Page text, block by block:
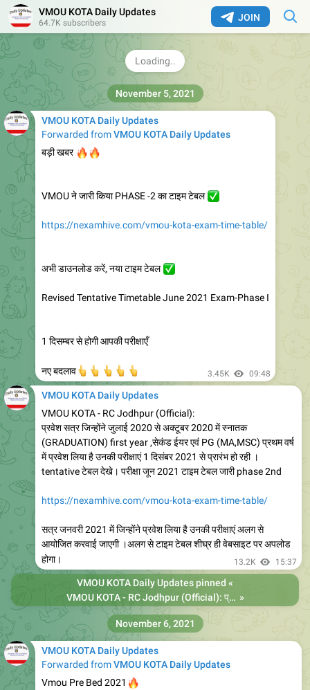
JOIN
VMOU KOTA Daily Updates
64.7K subscribers
Google Docs
REET LEVEL 1 SURVEY
रीट लेवल 1 के सभी अभ्यर्थी अपने प्राप्तांक इसमे भरे |
VMOU KOTA Daily Updates
Forwarded fromVMOU KOTA Daily Updates
बड़ी खबर
VMOU ने जारी किया PHASE -2 का टाइम टेबल
✅
https://nexamhive.com/vmou-kota-exam-time-table/
अभी डाउनलोड करें, नया टाइम टेबल
✅
Revised Tentative Timetable June 2021 Exam-Phase I
1 दिसम्बर से होगी आपकी परीक्षाएँ
नए बदलाव
👆
👆
👆 3.45K 09:48
November 5, 2021
VMOU KOTA Daily Updates
VMOU KOTA - RC Jodhpur (Official):
प्रवेश सत्र जिन्होंने जुलाई 2020 से अक्टूबर 2020 में स्नातक
(GRADUATION) first year ,सेकंड ईयर एवं PG (MA,MSC) प्रथम वर्ष
में प्रवेश लिया है उनकी परीक्षाएं 1 दिसंबर 2021 से प्रारंभ हो रही ।
tentative टेबल देखे। परीक्षा जून 2021 टाइम टेबल जारी phase 2nd
https://nexamhive.com/vmou-kota-exam-time-table/
सत्र जनवरी 2021 में जिन्होंने प्रवेश लिया है उनकी परीक्षाएं अलग से
आयोजित करवाई जाएगी ।अलग से टाइम टेबल शीघ्र ही वेबसाइट पर अपलोड
होगा।
13.2K 15:37
VMOU KOTA Daily Updates pinned «
VMOU KOTA - RC Jodhpur (Official): प्रवेश सत्र जिन्होंने जुलाई 2020 से अक्टूबर 2020 में स्नातक (GRADUATION) first year ,सेकंड ईयर एवं PG (MA,MSC) प्रथम वर्ष में प्रवेश लिया है उनकी परीक्षाएं 1 दिसंबर 2021 से प्रारंभ हो रही । tentative टेबल देखे। परीक्षा जून… »
VMOU KOTA Daily Updates
Forwarded fromVMOU KOTA Daily Updates
Vmou Pre Bed 2021
🔥
November 6, 2021